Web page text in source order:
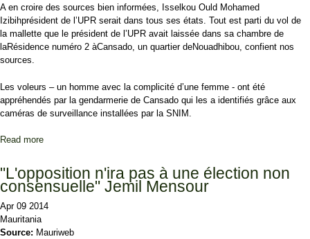
A en croire des sources bien informées, Isselkou Ould Mohamed
Izibihprésident de l’UPR serait dans tous ses états. Tout est parti du vol de
la mallette que le président de l’UPR avait laissée dans sa chambre de
laRésidence numéro 2 àCansado, un quartier deNouadhibou, confient nos
sources.
Les voleurs – un homme avec la complicité d’une femme - ont été
appréhendés par la gendarmerie de Cansado qui les a identifiés grâce aux
caméras de surveillance installées par la SNIM.
Read more
"L'opposition n'ira pas à une élection non
consensuelle" Jemil Mensour
Apr 09 2014
Mauritania
Source: Mauriweb